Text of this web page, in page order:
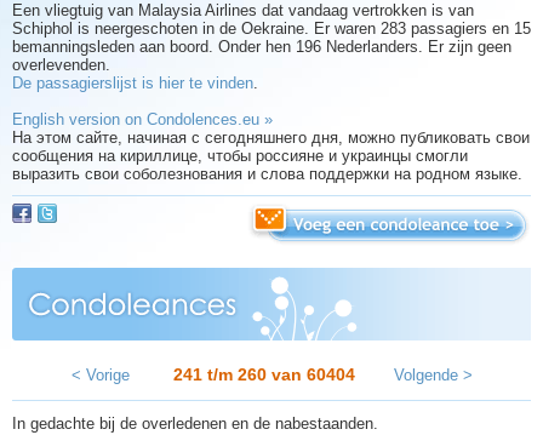
Een vliegtuig van Malaysia Airlines dat vandaag vertrokken is van
Schiphol is neergeschoten in de Oekraine. Er waren 283 passagiers en 15
bemanningsleden aan boord. Onder hen 196 Nederlanders. Er zijn geen
overlevenden.
De passagierslijst is hier te vinden.
English version on Condolences.eu »
На этом сайте, начиная с сегодняшнего дня, можно публиковать свои
сообщения на кириллице, чтобы россияне и украинцы смогли
выразить свои соболезнования и слова поддержки на родном языке.
< Vorige 241 t/m 260 van 60404 Volgende >
In gedachte bij de overledenen en de nabestaanden.